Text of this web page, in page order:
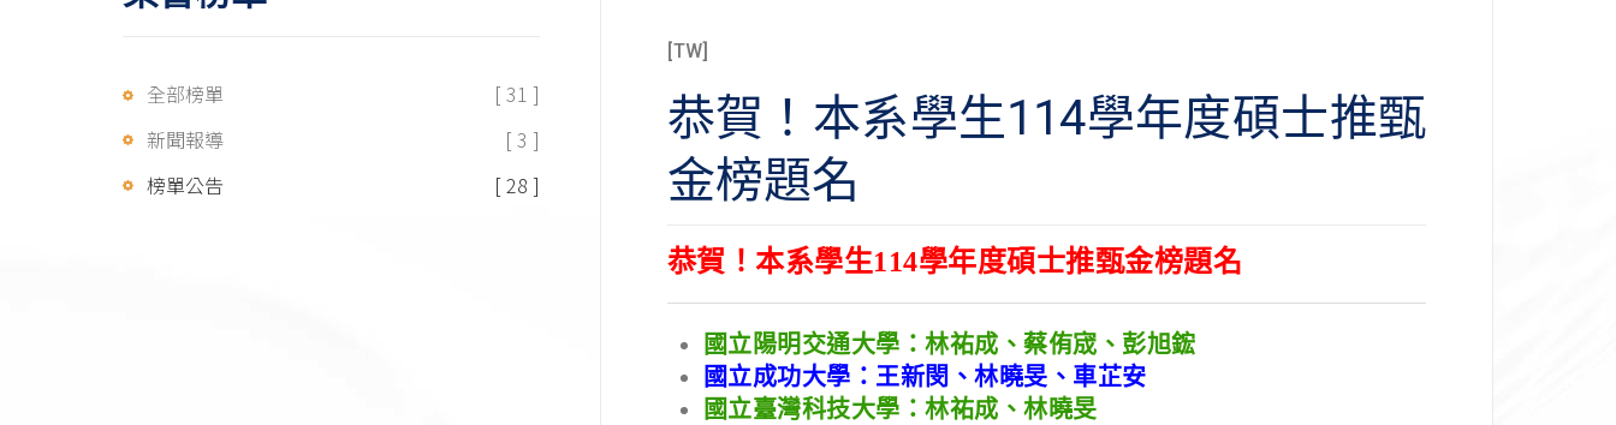
[TW]
恭賀！本系學生114學年度碩士推甄
金榜題名
恭賀！本系學生114學年度碩士推甄金榜題名
國立陽明交通大學：林祐成、蔡侑宬 、 彭旭鋐
國立成功大學：王新閔、林曉旻、車芷安
國立臺灣科技大學：林祐成、林曉旻
全部榜單
[ 31 ]
新聞報導
[ 3 ]
榜單公告
[ 28 ]